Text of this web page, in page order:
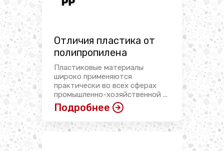
Отличия пластика от
полипропилена
Пластиковые материалы
широко применяются
практически во всех сферах
промышленно-хозяйственной ...
Подробнее